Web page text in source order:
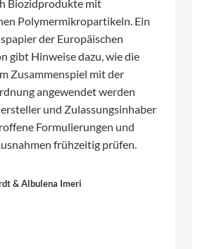
Biozidprodukte mit
Polymermikropartikeln. Ein
der Europäischen
gibt Hinweise dazu, wie die
Zusammenspiel mit der
angewendet werden
und Zulassungsinhaber
Formulierungen und
frühzeitig prüfen.
& Albulena Imeri